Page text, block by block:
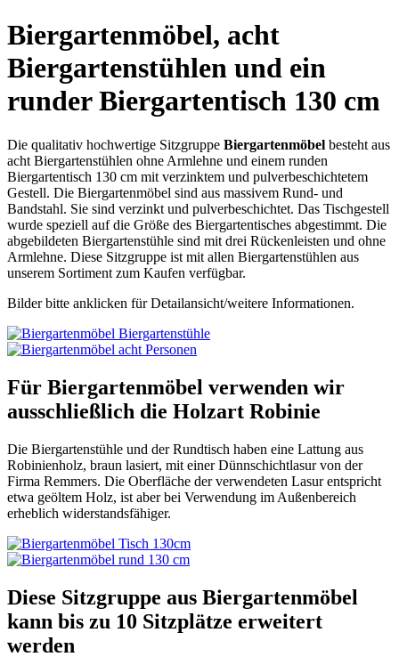
Biergartenmöbel, acht
Biergartenstühlen und ein
runder Biergartentisch 130 cm
Die qualitativ hochwertige Sitzgruppe Biergartenmöbel besteht aus
acht Biergartenstühlen ohne Armlehne und einem runden
Biergartentisch 130 cm mit verzinktem und pulverbeschichtetem
Gestell. Die Biergartenmöbel sind aus massivem Rund- und
Bandstahl. Sie sind verzinkt und pulverbeschichtet. Das Tischgestell
wurde speziell auf die Größe des Biergartentisches abgestimmt. Die
abgebildeten Biergartenstühle sind mit drei Rückenleisten und ohne
Armlehne. Diese Sitzgruppe ist mit allen Biergartenstühlen aus
unserem Sortiment zum Kaufen verfügbar.
Bilder bitte anklicken für Detailansicht/weitere Informationen.
Für Biergartenmöbel verwenden wir
ausschließlich die Holzart Robinie
Die Biergartenstühle und der Rundtisch haben eine Lattung aus
Robinienholz, braun lasiert, mit einer Dünnschichtlasur von der
Firma Remmers. Die Oberfläche der verwendeten Lasur entspricht
etwa geöltem Holz, ist aber bei Verwendung im Außenbereich
erheblich widerstandsfähiger.
Diese Sitzgruppe aus Biergartenmöbel
kann bis zu 10 Sitzplätze erweitert
werden